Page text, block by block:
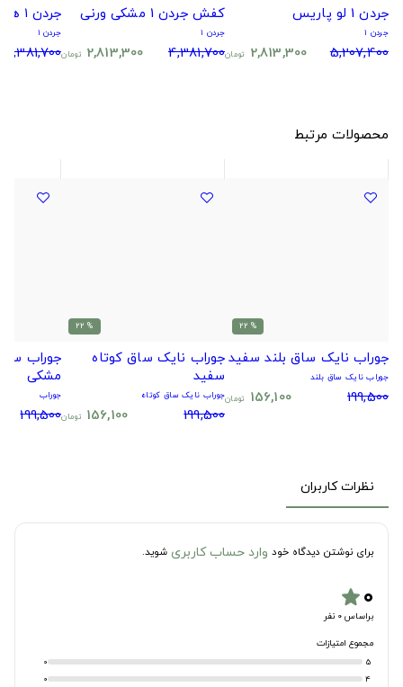
جردن 1 لو پاریس
جردن ۱
5,207,400
2,813,300 تومان
کفش جردن 1 مشکی ورنی
جردن ۱
4,381,700
2,813,300 تومان
جردن ۱ هایپر رویال
جردن ۱
4,381,700
محصولات مرتبط
% 22
جوراب نایک ساق بلند سفید
جوراب نایک ساق بلند
199,500
156,100 تومان
% 22
جوراب نایک ساق کوتاه
سفید
جوراب نایک ساق کوتاه
199,500
156,100 تومان
جوراب
مشکی
جوراب
199,500
نظرات کاربران
برای نوشتن دیدگاه خود وارد حساب کاربری شوید.
۰star
براساس 0 نفر
مجموع امتیازات
5
0
4
0